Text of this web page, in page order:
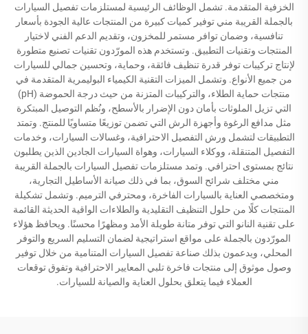
الخزفية المتقدمة. تشمل الوظائف الرئيسية لمستلزمات تفصيل السيارات
بالجملة القريبة مني توفير كميات كبيرة من المنتجات عالية الجودة بأسعار
تنافسية، وضمان توافر مستمر للمخزون، وتقديم الدعم الفني لاختيار
المنتجات وتقنيات التطبيق. وتستخدم هذه المورّدون تقنيات تصنيع متطورة
لإنتاج تركيبات توفر قدرة تنظيف فائقة، وحماية، وتحسين جمالي للسيارات
من جميع الأنواع. وتشمل الميزات التقنية الكيمياء البوليمرية المتقدمة في
منتجات حماية الطلاء، والتركيبات المتزنة من حيث درجة الحموضة (pH)
التي تزيل الملوثات بأمان دون الإضرار بالأسطح، ونُظم التوصيل المبتكرة
مثل مدافع الرغوة وأجهزة الرش التي تضمن توزيعًا متساويًا للمنتج. وتمتد
التطبيقات لتشمل ورش التفصيل الاحترافية، وغسالات السيارات، وخدمات
التفصيل المتنقلة، ووكلاء السيارات، وهواة السيارات الجادين الذين يطلبون
نتائج بمستوى احترافي. وتمد مستلزمات تفصيل السيارات بالجملة القريبة
مني مختلف شرائح السوق، بما في ذلك صيانة الأساطيل التجارية،
ومتخصصي العناية بالسيارات الفاخرة، ومحترفي الترميم. وتشمل تشكيلة
المنتجات كلًا من حلول التنظيف التقليدية والطلاءات الواقية الحديثة القائمة
على تقنية النانو التي توفر متانة طويلة الأمد ومظهرًا محسنًا. ويحافظ هؤلاء
المورّدون بالجملة على مواقع استراتيجية لضمان التسليم السريع والتوفر
المحلي، ويدعمون بذلك صناعة تفصيل السيارات المتنامية من خلال توفير
وصول موثوق إلى منتجات فاخرة تلبي المعايير الاحترافية وتفوق توقعات
العملاء فيما يتعلق بحلول العناية والصيانة للسيارات.